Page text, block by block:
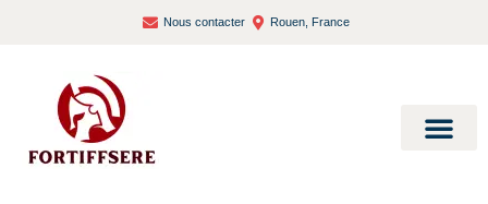
Nous contacter Rouen, France